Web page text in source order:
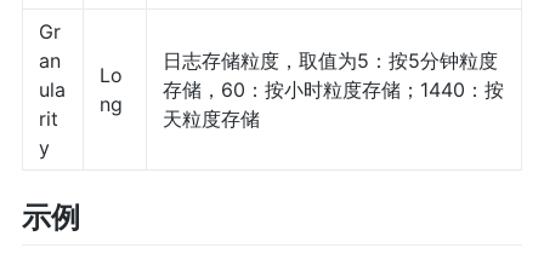
Gr
an
ula
rit
y
Lo
ng
日志存储粒度，取值为5：按5分钟粒度
存储，60：按小时粒度存储；1440：按
天粒度存储
示例